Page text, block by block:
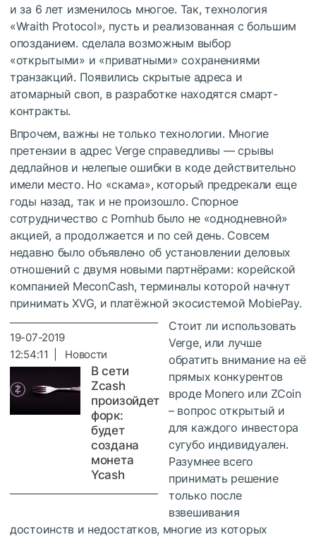
и за 6 лет изменилось многое. Так, технология
«Wraith Protocol», пусть и реализованная с большим
опозданием. сделала возможным выбор
«открытыми» и «приватными» сохранениями
транзакций. Появилиcь скрытые адреса и
атомарный своп, в разработке находятся смарт-
контракты.
Впрочем, важны не только технологии. Многие
претензии в адрес Verge справедливы — срывы
дедлайнов и нелепые ошибки в коде действительно
имели место. Но «скама», который предрекали еще
годы назад, так и не произошло. Спорное
сотрудничество с Pornhub было не «однодневной»
акцией, а продолжается и по сей день. Совсем
недавно было объявлено об установлении деловых
отношений с двумя новыми партнёрами: корейской
компанией MeconCash, терминалы которой начнут
принимать XVG, и платёжной экосистемой MobiePay.
19-07-2019
12:54:11 | Новости
В сети
Zcash
произойдет
форк:
будет
создана
монета
Ycash
Стоит ли использовать
Verge, или лучше
обратить внимание на её
прямых конкурентов
вроде Monero или ZCoin
– вопрос открытый и
для каждого инвестора
сугубо индивидуален.
Разумнее всего
принимать решение
только после
взвешивания
достоинств и недостатков, многие из которых